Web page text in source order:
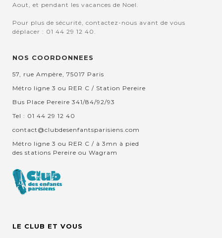
Aout, et pendant les vacances de Noel.
Pour plus de sécurité, contactez-nous avant de vous
déplacer : 01 44 29 12 40.
NOS COORDONNEES
57, rue Ampère, 75017 Paris
Métro ligne 3 ou RER C / Station Pereire
Bus Place Pereire 341/84/92/93
Tel : 01 44 29 12 40
contact@clubdesenfantsparisiens.com
Métro ligne 3 ou RER C / à 3mn à pied
des stations Pereire ou Wagram
LE CLUB ET VOUS